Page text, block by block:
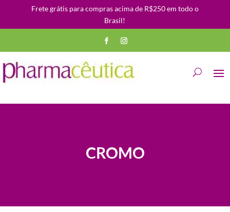
Frete grátis para compras acima de R$250 em todo o
Brasil!
CROMO